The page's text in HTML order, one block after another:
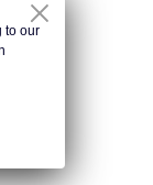
to our